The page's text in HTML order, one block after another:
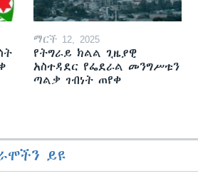
ማርች 12, 2025
የትግራይ ክልል ጊዜያዊ
አስተዳደር የፌደራል መንግሥቱን
ጣልቃ ገብነት ጠየቀ
ይዩ